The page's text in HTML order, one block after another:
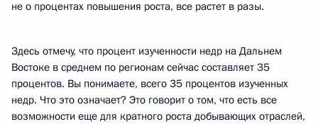
не о процентах повышения роста, все растет в разы.
Здесь отмечу, что процент изученности недр на Дальнем
Востоке в среднем по регионам сейчас составляет 35
процентов. Вы понимаете, всего 35 процентов изученных
недр. Что это означает? Это говорит о том, что есть все
возможности еще для кратного роста добывающих отраслей,